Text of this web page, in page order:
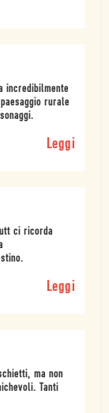
incredibilmente
rurale
Leggi
ci ricorda
Leggi
ma non
Tanti